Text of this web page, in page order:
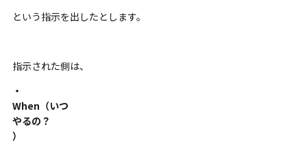
という指示を出したとします。
指示された側は、
・
When（いつ
やるの？
）